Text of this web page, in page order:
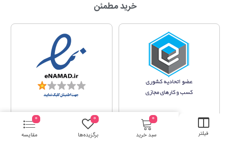
خرید مطمئن
فیلتر سبد خرید
0
برگزیده‌ها
0
مقایسه
0